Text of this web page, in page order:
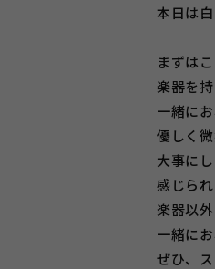
本日は
まずはこ
楽器を
一緒に
優しく
大事に
感じられ
楽器以
一緒に
ぜひ、